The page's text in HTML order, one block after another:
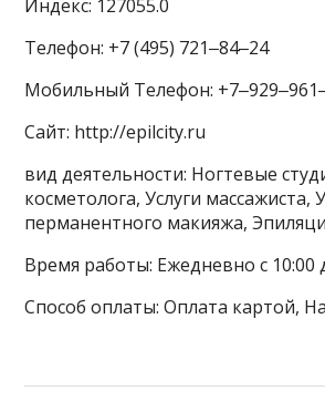
Индекс: 127055.0
Телефон: +7 (495) 721‒84‒24
Мобильный Телефон:
Сайт: http://epilcity.ru
вид деятельности: Ногтевые
косметолога, Услуги массажиста,
перманентного макияжа,
Время работы: Ежедневно с 10:00
Способ оплаты: Оплата картой,